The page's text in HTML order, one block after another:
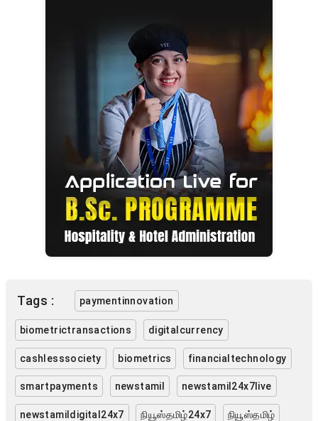
Tags : paymentinnovation
biometrictransactions digitalcurrency
cashlesssociety biometrics financialtechnology
smartpayments newstamil newstamil24x7live
newstamildigital24x7 நியூஸ்தமிழ்24x7 நியூஸ்தமிழ்